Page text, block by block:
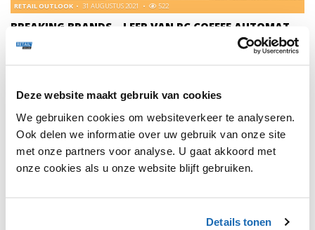
Deze website maakt gebruik van cookies
We gebruiken cookies om websiteverkeer te analyseren.
Ook delen we informatie over uw gebruik van onze site
met onze partners voor analyse. U gaat akkoord met
onze cookies als u onze website blijft gebruiken.
Details tonen
BREAKING BRANDS – LEER VAN RC COFFEE AUTOMAT,
RETAIL CART & SPAR
RETAIL OUTLOOK 31 AUGUSTUS 2021 522
Raak geïnspireerd door innovatieve concepten die inspelen
welke breaking brands gaan jou inspireren?
1